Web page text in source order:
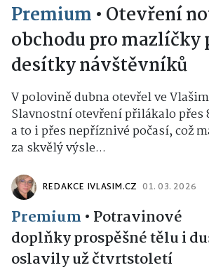
Premium • Otevření
obchodu pro
desítky návštěvníků
V polovině dubna otevřel ve
Slavnostní otevření přilákalo přes
a to i přes nepříznivé počasí, což
za skvělý výsle...
REDAKCE IVLASIM.CZ 01. 03. 2026
Premium • Potravinové
doplňky prospěšné tělu i
oslavily už čtvrtstoletí